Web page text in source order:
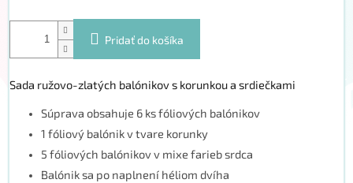
Pridať do košíka
Sada ružovo-zlatých balónikov s korunkou a srdiečkami
Súprava obsahuje 6 ks fóliových balónikov
1 fóliový balónik v tvare korunky
5 fóliových balónikov v mixe farieb srdca
Balónik sa po naplnení héliom dvíha